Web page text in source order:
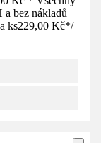
a bez nákladů
ks229,00 Kč*/